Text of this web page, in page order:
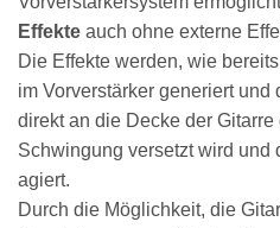
Effekte auch ohne externe
Die Effekte werden, wie
im Vorverstärker generiert und
direkt an die Decke der
Schwingung versetzt wird und
agiert.
Durch die Möglichkeit, die